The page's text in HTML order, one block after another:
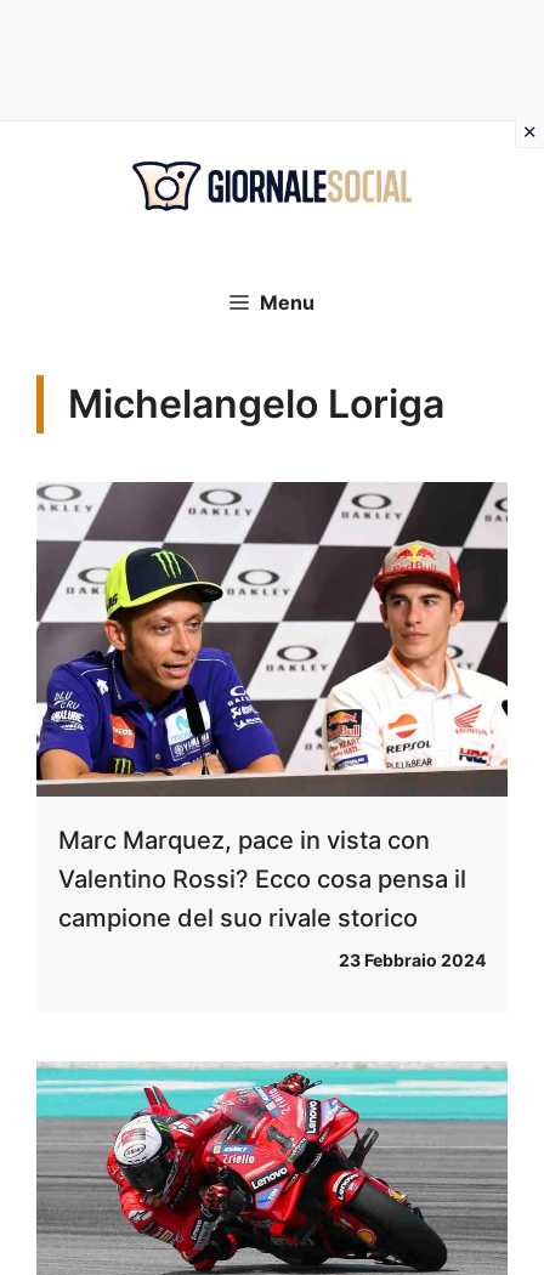
Menu
Michelangelo Loriga
Marc Marquez, pace in vista con
Valentino Rossi? Ecco cosa pensa il
campione del suo rivale storico
23 Febbraio 2024